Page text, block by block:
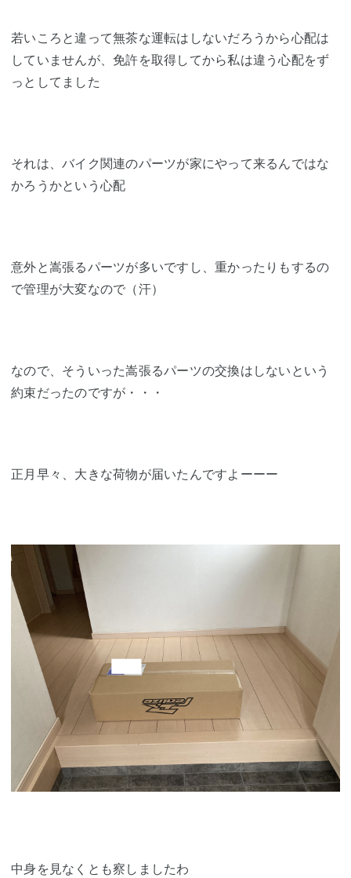
若いころと違って無茶な運転はしないだろうから心配は
していませんが、免許を取得してから私は違う心配をず
っとしてました
それは、バイク関連のパーツが家にやって来るんではな
かろうかという心配
意外と嵩張るパーツが多いですし、重かったりもするの
で管理が大変なので（汗）
なので、そういった嵩張るパーツの交換はしないという
約束だったのですが・・・
正月早々、大きな荷物が届いたんですよーーー
中身を見なくとも察しましたわ